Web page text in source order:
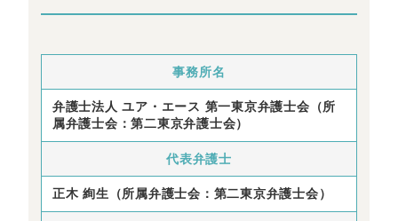
事務所名
弁護士法人 ユア・エース 第一東京弁護士会（所
属弁護士会：第二東京弁護士会）
代表弁護士
正木 絢生（所属弁護士会：第二東京弁護士会）